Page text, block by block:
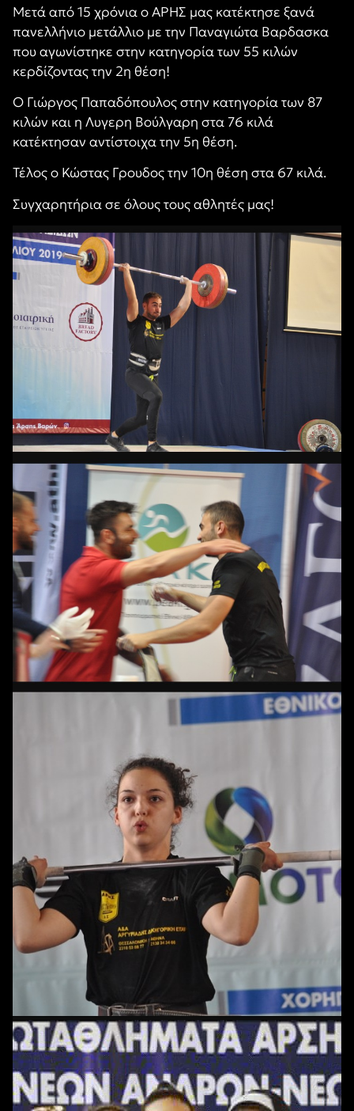
Μετά από 15 χρόνια ο ΑΡΗΣ μας κατέκτησε ξανά
πανελλήνιο μετάλλιο με την Παναγιώτα Βαρδασκα
που αγωνίστηκε στην κατηγορία των 55 κιλών
κερδίζοντας την 2η θέση!
Ο Γιώργος Παπαδόπουλος στην κατηγορία των 87
κιλών και η Λυγερη Βούλγαρη στα 76 κιλά
κατέκτησαν αντίστοιχα την 5η θέση.
Τέλος ο Κώστας Γρουδος την 10η θέση στα 67 κιλά.
Συγχαρητήρια σε όλους τους αθλητές μας!